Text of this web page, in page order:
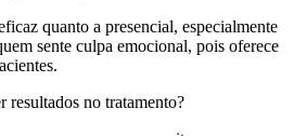
quanto a presencial, especialmente
sente culpa emocional, pois oferece
resultados no tratamento?